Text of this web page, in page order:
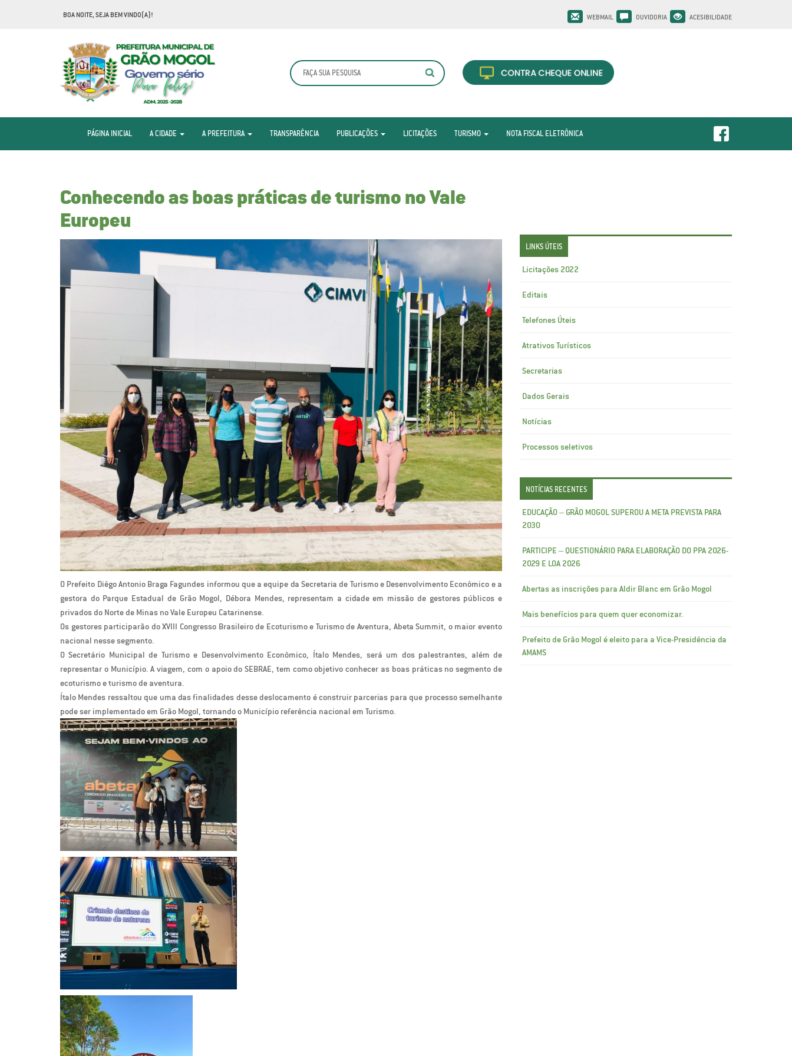
BOA NOITE, SEJA BEM VINDO(A)! WEBMAIL OUVIDORIA ACESIBILIDADE
PÁGINA INICIAL A CIDADE A PREFEITURA TRANSPARÊNCIA PUBLICAÇÕES LICITAÇÕES TURISMO NOTA FISCAL ELETRÔNICA
Conhecendo as boas práticas de turismo no Vale
Europeu
O Prefeito Diêgo Antonio Braga Fagundes informou que a equipe da Secretaria de Turismo e Desenvolvimento Econômico e a
gestora do Parque Estadual de Grão Mogol, Débora Mendes, representam a cidade em missão de gestores públicos e
privados do Norte de Minas no Vale Europeu Catarinense.
Os gestores participarão do XVIII Congresso Brasileiro de Ecoturismo e Turismo de Aventura, Abeta Summit, o maior evento
nacional nesse segmento.
O Secretário Municipal de Turismo e Desenvolvimento Econômico, Ítalo Mendes, será um dos palestrantes, além de
representar o Município. A viagem, com o apoio do SEBRAE, tem como objetivo conhecer as boas práticas no segmento de
ecoturismo e turismo de aventura.
Ítalo Mendes ressaltou que uma das finalidades desse deslocamento é construir parcerias para que processo semelhante
pode ser implementado em Grão Mogol, tornando o Município referência nacional em Turismo.
LINKS ÚTEIS
Licitações 2022
Editais
Telefones Úteis
Atrativos Turísticos
Secretarias
Dados Gerais
Notícias
Processos seletivos
NOTÍCIAS RECENTES
EDUCAÇÃO – GRÃO MOGOL SUPEROU A META PREVISTA PARA
2030
PARTICIPE – QUESTIONÁRIO PARA ELABORAÇÃO DO PPA 2026-
2029 E LOA 2026
Abertas as inscrições para Aldir Blanc em Grão Mogol
Mais benefícios para quem quer economizar.
Prefeito de Grão Mogol é eleito para a Vice-Presidência da
AMAMS